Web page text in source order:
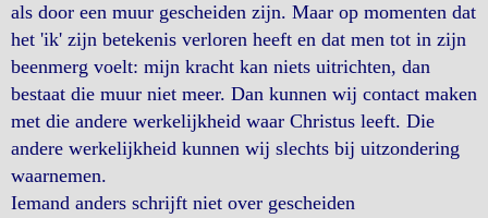
als door een muur gescheiden zijn. Maar op momenten dat
het 'ik' zijn betekenis verloren heeft en dat men tot in zijn
beenmerg voelt: mijn kracht kan niets uitrichten, dan
bestaat die muur niet meer. Dan kunnen wij contact maken
met die andere werkelijkheid waar Christus leeft. Die
andere werkelijkheid kunnen wij slechts bij uitzondering
waarnemen.
Iemand anders schrijft niet over gescheiden